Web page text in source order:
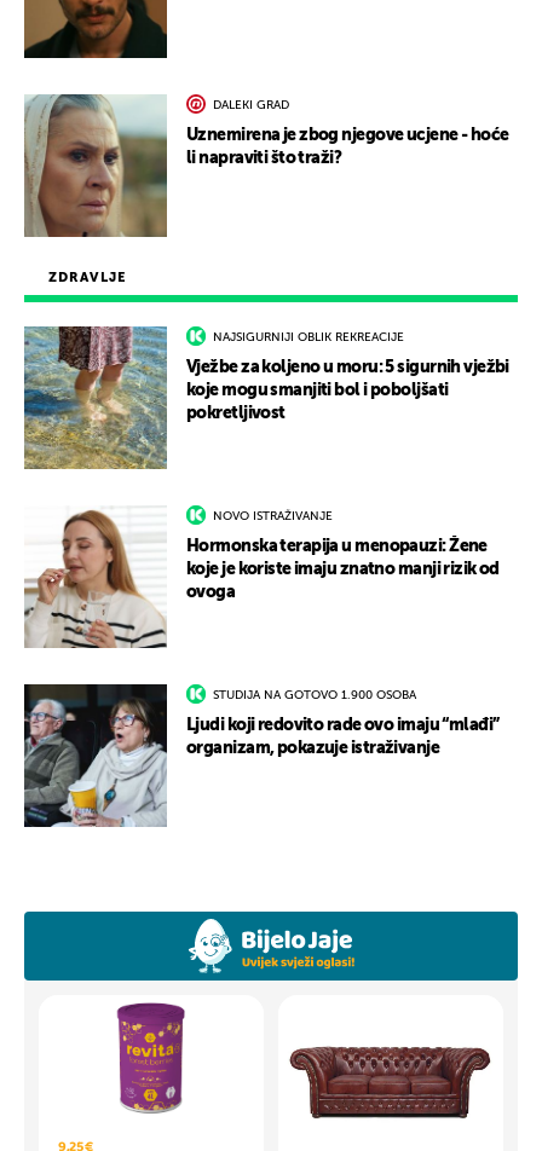
ZDRAVLJE
NAJSIGURNIJI OBLIK REKREACIJE
Vježbe za koljeno u moru: 5 sigurnih vježbi
koje mogu smanjiti bol i poboljšati
pokretljivost
NOVO ISTRAŽIVANJE
Hormonska terapija u menopauzi: Žene
koje je koriste imaju znatno manji rizik od
ovoga
STUDIJA NA GOTOVO 1.900 OSOBA
Ljudi koji redovito rade ovo imaju “mlađi”
organizam, pokazuje istraživanje
DALEKI GRAD
Uznemirena je zbog njegove ucjene - hoće
li napraviti što traži?